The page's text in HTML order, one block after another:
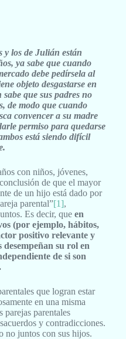
y los de Julián están
ya sabe que cuando
debe pedírsela al
objeto desgastarse en
que sus padres no
de modo que cuando
convencer a su madre
permiso para quedarse
está siendo difícil
con niños, jóvenes,
de que el mayor
de un hijo está dado por
parental”[1],
Es decir, queen
(por ejemplo, hábitos,
positivo relevante y
su rol en
de si son
que logran estar
en una misma
parentales
y contradicciones.
no juntos con sus hijos.